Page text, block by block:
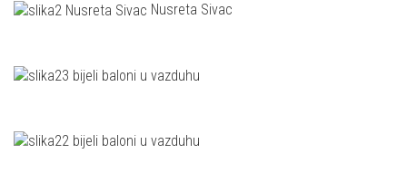
Nusreta Sivac